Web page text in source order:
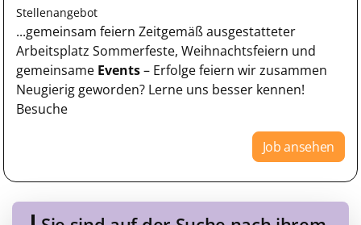
Stellenangebot
...gemeinsam feiern Zeitgemäß ausgestatteter
Arbeitsplatz Sommerfeste, Weihnachtsfeiern und
gemeinsame Events– Erfolge feiern wir zusammen
Neugierig geworden? Lerne uns besser kennen!
Besuche
Job ansehen